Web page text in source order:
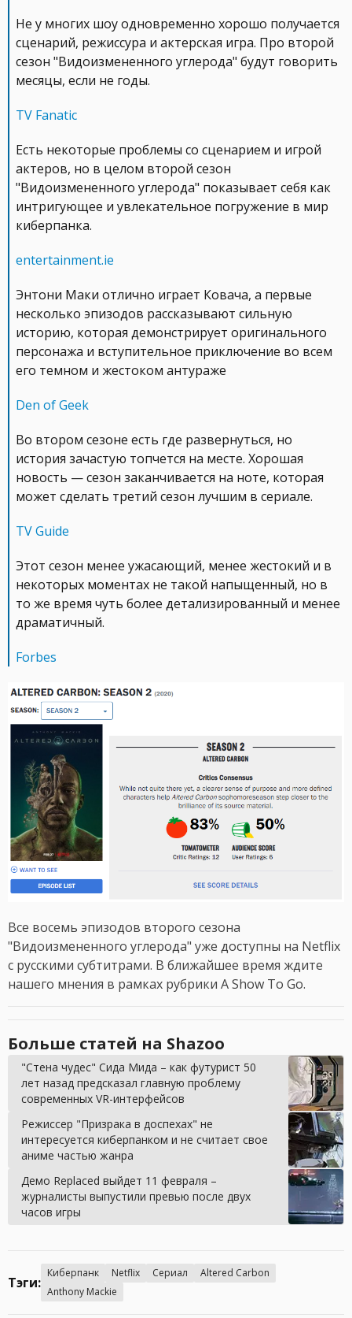
Не у многих шоу одновременно хорошо получается
сценарий, режиссура и актерская игра. Про второй
сезон "Видоизмененного углерода" будут говорить
месяцы, если не годы.
TV Fanatic
Есть некоторые проблемы со сценарием и игрой
актеров, но в целом второй сезон
"Видоизмененного углерода" показывает себя как
интригующее и увлекательное погружение в мир
киберпанка.
entertainment.ie
Энтони Маки отлично играет Ковача, а первые
несколько эпизодов рассказывают сильную
историю, которая демонстрирует оригинального
персонажа и вступительное приключение во всем
его темном и жестоком антураже
Den of Geek
Во втором сезоне есть где развернуться, но
история зачастую топчется на месте. Хорошая
новость — сезон заканчивается на ноте, которая
может сделать третий сезон лучшим в сериале.
TV Guide
Этот сезон менее ужасающий, менее жестокий и в
некоторых моментах не такой напыщенный, но в
то же время чуть более детализированный и менее
драматичный.
Forbes
Все восемь эпизодов второго сезона
"Видоизмененного углерода" уже доступны на Netflix
с русскими субтитрами. В ближайшее время ждите
нашего мнения в рамках рубрики A Show To Go.
Больше статей на Shazoo
"Стена чудес" Сида Мида – как футурист 50
лет назад предсказал главную проблему
современных VR-интерфейсов
Режиссер "Призрака в доспехах" не
интересуется киберпанком и не считает свое
аниме частью жанра
Демо Replaced выйдет 11 февраля –
журналисты выпустили превью после двух
часов игры
Тэги:
Киберпанк Netflix Сериал
Altered Carbon
Anthony Mackie